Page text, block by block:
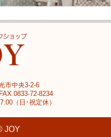
市中央3-2-6
72-8234
（日･祝定休）
JOY